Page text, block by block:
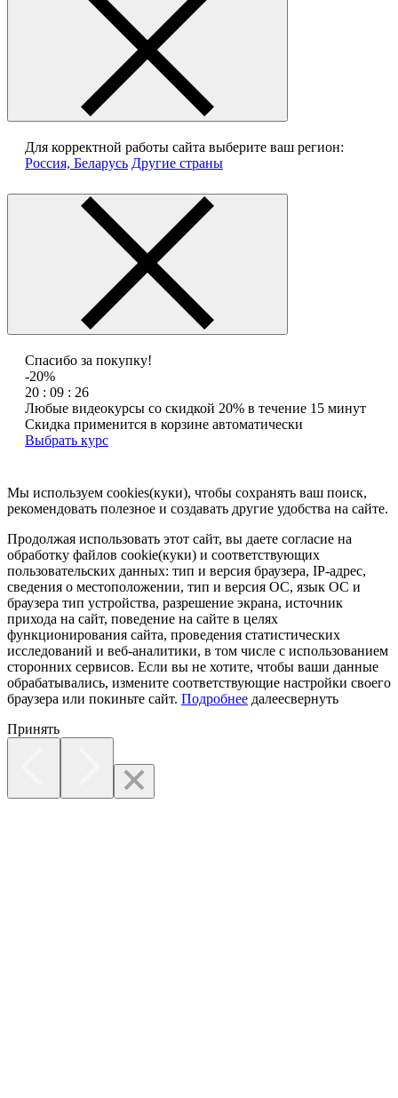
Для корректной работы сайта выберите ваш регион:
Россия, Беларусь Другие страны
Спасибо за покупку!
-20%
20 : 09 : 26
Любые видеокурсы со скидкой 20% в течение 15 минут
Скидка применится в корзине автоматически
Выбрать курс
Мы используем cookies(куки), чтобы сохранять ваш поиск,
рекомендовать полезное и создавать другие удобства на сайте.
Продолжая использовать этот сайт, вы даете согласие на
обработку файлов cookie(куки) и соответствующих
пользовательских данных: тип и версия браузера, IP-адрес,
сведения о местоположении, тип и версия ОС, язык ОС и
браузера тип устройства, разрешение экрана, источник
прихода на сайт, поведение на сайте в целях
функционирования сайта, проведения статистических
исследований и веб-аналитики, в том числе с использованием
сторонних сервисов. Если вы не хотите, чтобы ваши данные
обрабатывались, измените соответствующие настройки своего
браузера или покиньте сайт. Подробнее далеесвернуть
Принять